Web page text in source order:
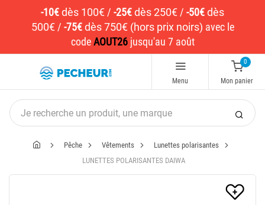
-10€dès 100€ / -25€dès 250€ / -50€dès
500€/ -75€ dès 750€ (hors prix noirs) avec le
codeAOUT26jusqu'au 7 août
Menu
0
Mon panier
Pêche Vêtements
Lunettes polarisantes
LUNETTES POLARISANTES DAIWA